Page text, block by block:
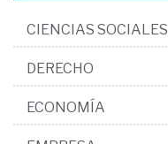
CIENCIAS SOCIALES
DERECHO
ECONOMÍA